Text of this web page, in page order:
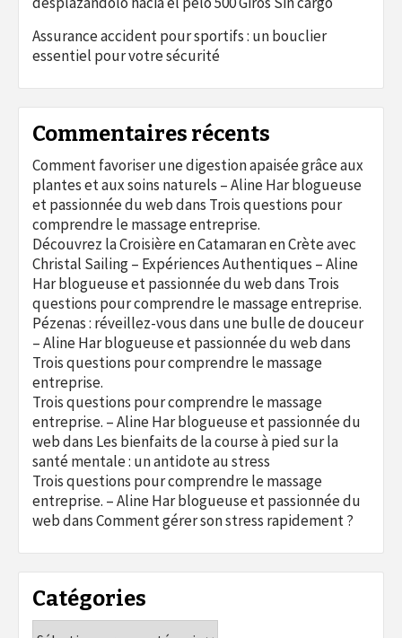
Assurance accident pour sportifs : un bouclier
essentiel pour votre sécurité
Commentaires récents
Comment favoriser une digestion apaisée grâce aux
plantes et aux soins naturels – Aline Har blogueuse
et passionnée du webdans Trois questions pour
comprendre le massage entreprise.
Découvrez la Croisière en Catamaran en Crète avec
Christal Sailing – Expériences Authentiques – Aline
Har blogueuse et passionnée du webdans Trois
questions pour comprendre le massage entreprise.
Pézenas : réveillez-vous dans une bulle de douceur
– Aline Har blogueuse et passionnée du webdans
Trois questions pour comprendre le massage
entreprise.
Trois questions pour comprendre le massage
entreprise. – Aline Har blogueuse et passionnée du
webdans Les bienfaits de la course à pied sur la
santé mentale : un antidote au stress
Trois questions pour comprendre le massage
entreprise. – Aline Har blogueuse et passionnée du
webdansComment gérer son stress rapidement ?
Catégories